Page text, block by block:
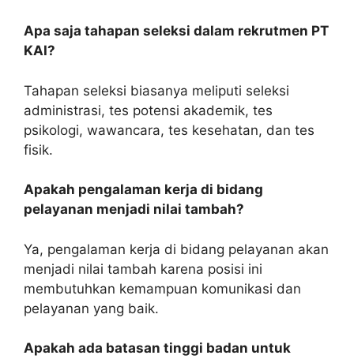
Apa saja tahapan seleksi dalam rekrutmen PT
KAI?
Tahapan seleksi biasanya meliputi seleksi
administrasi, tes potensi akademik, tes
psikologi, wawancara, tes kesehatan, dan tes
fisik.
Apakah pengalaman kerja di bidang
pelayanan menjadi nilai tambah?
Ya, pengalaman kerja di bidang pelayanan akan
menjadi nilai tambah karena posisi ini
membutuhkan kemampuan komunikasi dan
pelayanan yang baik.
Apakah ada batasan tinggi badan untuk